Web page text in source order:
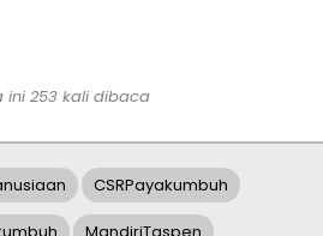
ini 253 kali dibaca
CSRPayakumbuh